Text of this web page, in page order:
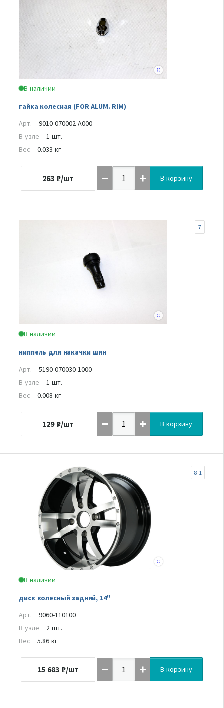
В наличии
гайка колесная (FOR ALUM. RIM)
Арт.
9010-070002-A000
В узле
1 шт.
Вес
0.033 кг
263 ₽/шт В корзину
В наличии
ниппель для накачки шин
7
Арт.
5190-070030-1000
В узле
1 шт.
Вес
0.008 кг
129 ₽/шт В корзину
В наличии
диск колесный задний, 14"
8-1
Арт.
9060-110100
В узле
2 шт.
Вес
5.86 кг
15 683 ₽/шт В корзину